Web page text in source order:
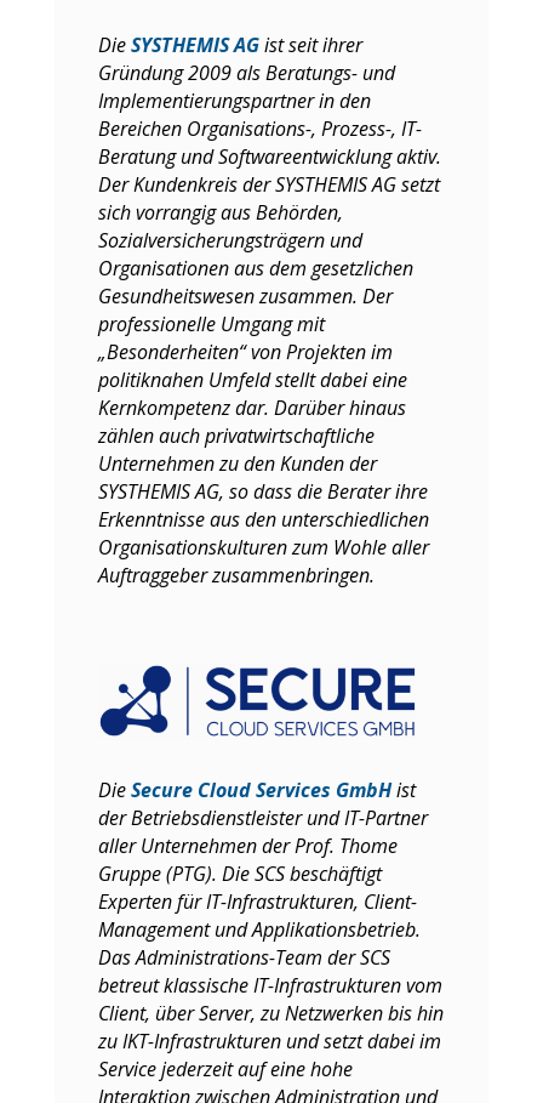
DieSYSTHEMIS AGist seit ihrer
Gründung 2009 als Beratungs- und
Implementierungspartner in den
Bereichen Organisations-, Prozess-, IT-
Beratung und Softwareentwicklung aktiv.
Der Kundenkreis der SYSTHEMIS AG setzt
sich vorrangig aus Behörden,
Sozialversicherungsträgern und
Organisationen aus dem gesetzlichen
Gesundheitswesen zusammen. Der
professionelle Umgang mit
„Besonderheiten“ von Projekten im
politiknahen Umfeld stellt dabei eine
Kernkompetenz dar. Darüber hinaus
zählen auch privatwirtschaftliche
Unternehmen zu den Kunden der
SYSTHEMIS AG, so dass die Berater ihre
Erkenntnisse aus den unterschiedlichen
Organisationskulturen zum Wohle aller
Auftraggeber zusammenbringen.
DieSecure Cloud Services GmbHist
der Betriebsdienstleister und IT-Partner
aller Unternehmen der Prof. Thome
Gruppe (PTG). Die SCS beschäftigt
Experten für IT-Infrastrukturen, Client-
Management und Applikationsbetrieb.
Das Administrations-Team der SCS
betreut klassische IT-Infrastrukturen vom
Client, über Server, zu Netzwerken bis hin
zu IKT-Infrastrukturen und setzt dabei im
Service jederzeit auf eine hohe
Interaktion zwischen Administration und